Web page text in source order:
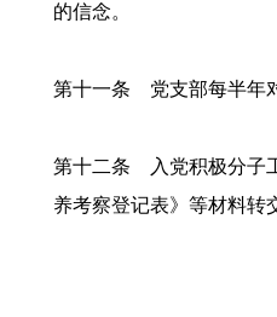
的信念。
第十一条 党支部每半年
第十二条 入党积极分子
养考察登记表》等材料转